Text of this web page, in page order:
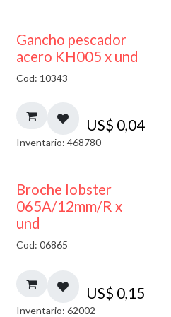
Gancho pescador
acero KH005 x und
Cod: 10343
US$ 0,04
Inventario: 468780
Broche lobster
065A/12mm/R x
und
Cod: 06865
US$ 0,15
Inventario: 62002